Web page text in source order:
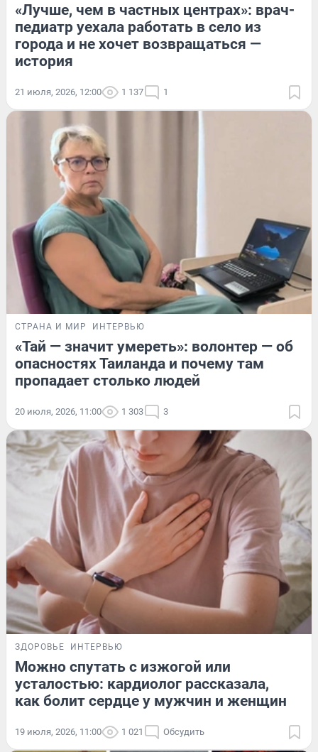
«Лучше, чем в частных центрах»: врач-
педиатр уехала работать в село из
города и не хочет возвращаться —
история
21 июля, 2026, 12:00 1 137 1
СТРАНА И МИР ИНТЕРВЬЮ
«Тай — значит умереть»: волонтер — об
опасностях Таиланда и почему там
пропадает столько людей
20 июля, 2026, 11:00 1 303 3
ЗДОРОВЬЕ ИНТЕРВЬЮ
Можно спутать с изжогой или
усталостью: кардиолог рассказала,
как болит сердце у мужчин и женщин
19 июля, 2026, 11:00 1 021 Обсудить